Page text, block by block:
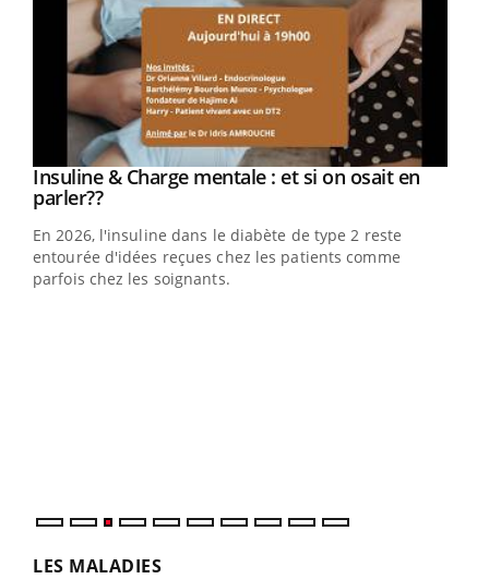
Youtube
Insuline & Charge mentale : et si on osait en
parler??Youtube
En 2026, l'insuline dans le diabète de type 2 reste
entourée d'idées reçues chez les patients comme
parfois chez les soignants.
LES MALADIES